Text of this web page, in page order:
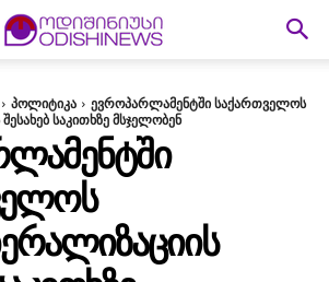
პოლიტიკა
ევროპარლამენტში საქართველოს
საკითხზე მსჯელობენ